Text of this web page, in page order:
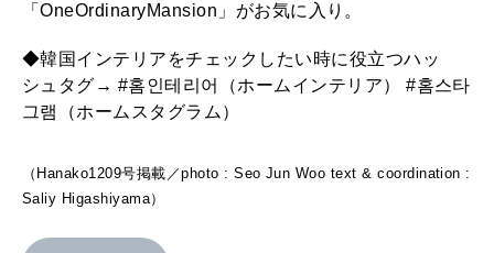
「OneOrdinaryMansion」がお気に入り。
◆韓国インテリアをチェックしたい時に役立つハッ
シュタグ→ #홈인테리어（ホームインテリア） #홈스타
그램（ホームスタグラム）
（Hanako1209号掲載／photo : Seo Jun Woo text & coordination :
Saliy Higashiyama）